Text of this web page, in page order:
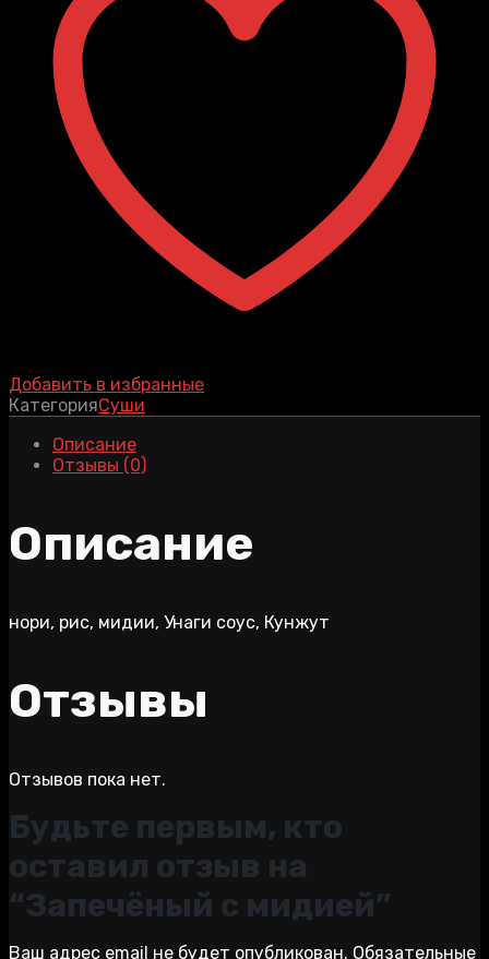
Добавить в избранные
КатегорияСуши
Описание
Отзывы (0)
Описание
нори, рис, мидии, Унаги соус, Кунжут
Отзывы
Отзывов пока нет.
Будьте первым, кто
оставил отзыв на
“Запечёный с мидией”
Ваш адрес email не будет опубликован. Обязательные